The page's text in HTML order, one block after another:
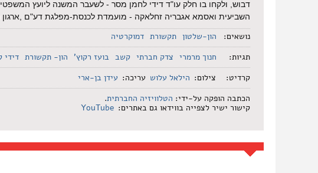
דבוש, ולקחו בו חלק עו"ד דידי לחמן מסר - לשעבר המשנה ליועץ
השביעית ואסמא אגבריה זחלאקה - מועמדת לכנסת-מפלגת דע"ם ,ארגון
נושאים:
הון-שלטון תקשורת דמוקרטיה
תגיות:
חנוך מרמרי צדק חברתי קשב בועז רקוץ' הון- תקשורת דידי
קרדיט:
צילום: הילאל עלוש עריכה: עידן בן-ארי
הכתבה הופקה על-ידי: הטלוויזיה החברתית.
קישור ישיר לצפייה בווידאו גם באתרים: YouTube